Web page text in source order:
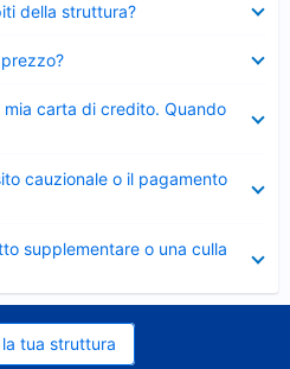
della struttura?
carta di credito. Quando
cauzionale o il pagamento
supplementare o una culla
tua struttura